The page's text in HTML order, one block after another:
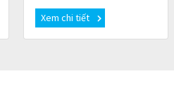
chiều rộng hoặc chiều cao tối
đa 8192 pixel và tín hiệu
video 4K t
Xem chi tiết